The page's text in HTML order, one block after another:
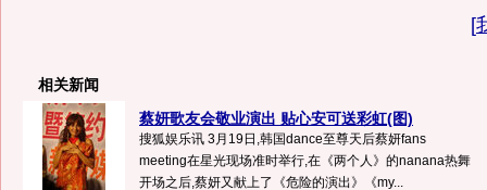
[
相关新闻
蔡妍歌友会敬业演出 贴心安可送彩虹(图)
搜狐娱乐讯 3月19日,韩国dance至尊天后蔡妍fans
meeting在星光现场准时举行,在《两个人》的nanana热舞
开场之后,蔡妍又献上了《危险的演出》《my...